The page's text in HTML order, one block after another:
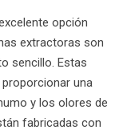
opción
extractoras son
sencillo. Estas
una
y los olores de
fabricadas con